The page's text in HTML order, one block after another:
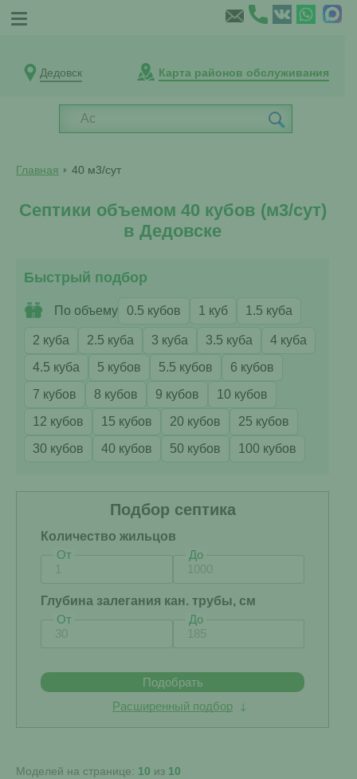
Дедовск Карта районов обслуживания
Главная 40 м3/сут
Септики объемом 40 кубов (м3/сут)
в Дедовске
Быстрый подбор
По объему 0.5 кубов 1 куб 1.5 куба
2 куба 2.5 куба 3 куба 3.5 куба
4 куба
4.5 куба
5 кубов 5.5 кубов
6 кубов
7 кубов
8 кубов 9 кубов
10 кубов
12 кубов
15 кубов 20 кубов
25 кубов
30 кубов
40 кубов 50 кубов 100 кубов
Подбор септика
Количество жильцов
От
До
Глубина залегания кан. трубы, см
От
До
Подобрать
Расширенный подбор
Моделей на странице: 10 из 10